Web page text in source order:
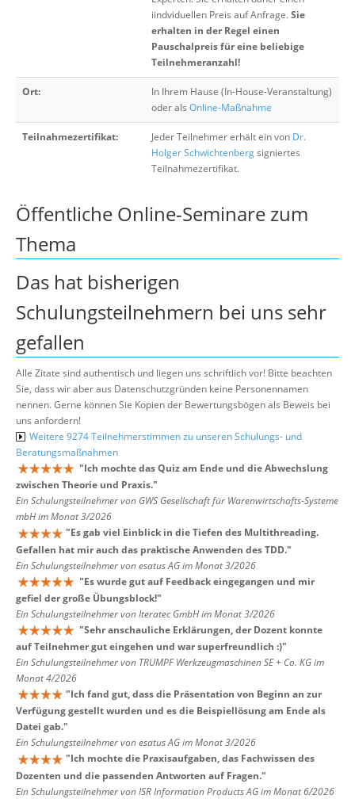
iindviduellen Preis auf Anfrage.Sie
erhalten in der Regel einen
Pauschalpreis für eine beliebige
Teilnehmeranzahl!
Ort:
In Ihrem Hause (In-House-Veranstaltung)
oder als Online-Maßnahme
Teilnahmezertifikat: Jeder Teilnehmer erhält ein von Dr.
Holger Schwichtenbergsigniertes
Teilnahmezertifikat.
Öffentliche Online-Seminare zum
Thema
Das hat bisherigen
Schulungsteilnehmern bei uns sehr
gefallen
Alle Zitate sind authentisch und liegen uns schriftlich vor! Bitte beachten
Sie, dass wir aber aus Datenschutzgründen keine Personennamen
nennen. Gerne können Sie Kopien der Bewertungsbögen als Beweis bei
uns anfordern!
Weitere 9274 Teilnehmerstimmen zu unseren Schulungs- und
Beratungsmaßnahmen
"Ich mochte das Quiz am Ende und die Abwechslung
zwischen Theorie und Praxis."
Ein Schulungsteilnehmer von GWS Gesellschaft für Warenwirtschafts-Systeme
mbH im Monat 3/2026
"Es gab viel Einblick in die Tiefen des Multithreading.
Gefallen hat mir auch das praktische Anwenden des TDD."
Ein Schulungsteilnehmer von esatus AG im Monat 3/2026
"Es wurde gut auf Feedback eingegangen und mir
gefiel der große Übungsblock!"
Ein Schulungsteilnehmer von Iteratec GmbH im Monat 3/2026
"Sehr anschauliche Erklärungen, der Dozent konnte
auf Teilnehmer gut eingehen und war superfreundlich :)"
Ein Schulungsteilnehmer von TRUMPF Werkzeugmaschinen SE + Co. KG im
Monat 4/2026
"Ich fand gut, dass die Präsentation von Beginn an zur
Verfügung gestellt wurden und es die Beispiellösung am Ende als
Datei gab."
Ein Schulungsteilnehmer von esatus AG im Monat 3/2026
"Ich mochte die Praxisaufgaben, das Fachwissen des
Dozenten und die passenden Antworten auf Fragen."
Ein Schulungsteilnehmer von ISR Information Products AG im Monat 6/2026